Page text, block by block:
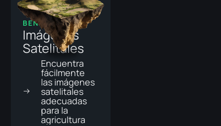
BENEFICIOS
Imágenes
Satelitales
Encuentra
fácilmente
las imágenes
satelitales
adecuadas
para la
agricultura